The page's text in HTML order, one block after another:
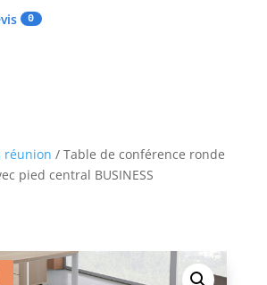
0
réunion / Table de conférence ronde
pied central BUSINESS